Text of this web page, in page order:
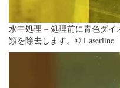
水中処理 – 処理前に青色ダ
類を除去します。© Laserline